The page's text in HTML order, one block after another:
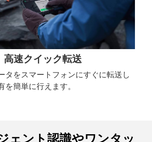
高速クイック転送
タをスマートフォンにすぐに転送し
を簡単に行えます。
ェント認識やワンタッ